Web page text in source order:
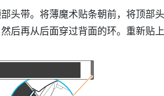
头带。将薄魔术贴条朝前，将顶部
后再从后面穿过背面的环。重新贴